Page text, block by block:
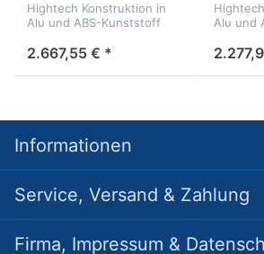
Hightech Konstruktion in
Alu und ABS-Kunststoff
2.667,55 € *
Alu und
Informationen
Service, Versand & Zahlung
Firma, Impressum &